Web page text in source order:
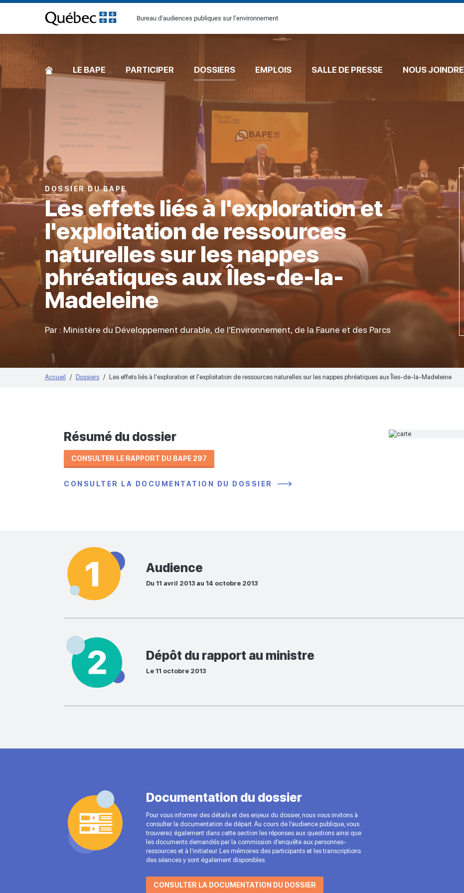
[Common.SkipToContent]
Bureau d’audiences publiques sur l’environnement
ACCUEILLE BAPE PARTICIPER DOSSIERS EMPLOIS SALLE DE PRESSE NOUS JOINDRE
DOSSIER DU BAPE
Les effets liés à l'exploration et
l'exploitation de ressources
naturelles sur les nappes
phréatiques aux Îles-de-la-
Madeleine
Par : Ministère du Développement durable, de l'Environnement, de la Faune et des Parcs
Accueil Dossiers Les effets liés à l'exploration et l'exploitation de ressources naturelles sur les nappes phréatiques aux Îles-de-la-Madeleine
Résumé du dossier
CONSULTER LE RAPPORT DU BAPE 297
CONSULTER LA DOCUMENTATION DU DOSSIER
Audience
Du 11 avril 2013 au 14 octobre 2013
Dépôt du rapport au ministre
Le 11 octobre 2013
Documentation du dossier
Pour vous informer des détails et des enjeux du dossier, nous vous invitons à
consulter la documentation de départ. Au cours de l’audience publique, vous
trouverez également dans cette section les réponses aux questions ainsi que
les documents demandés par la commission d’enquête aux personnes-
ressources et à l’initiateur. Les mémoires des participants et les transcriptions
des séances y sont également disponibles.
CONSULTER LA DOCUMENTATION DU DOSSIER